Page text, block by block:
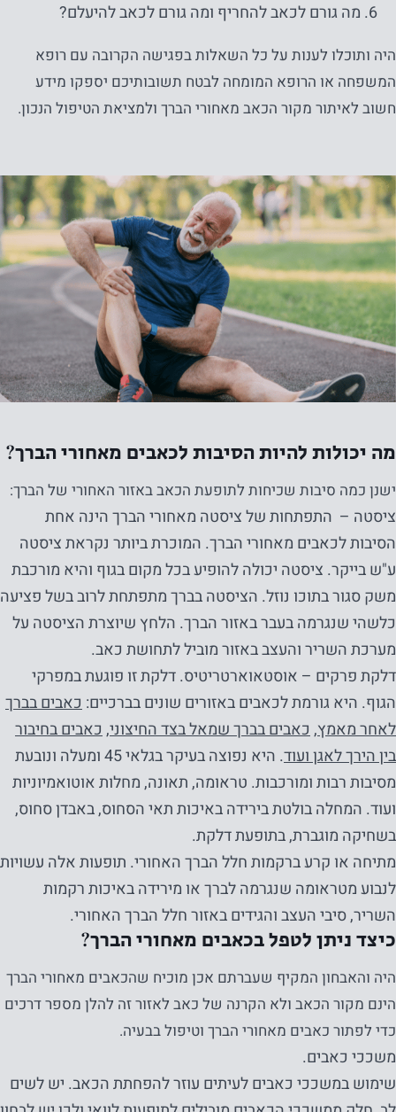
מה גורם לכאב להחריף ומה גורם לכאב להיעלם?
היה ותוכלו לענות על כל השאלות בפגישה הקרובה עם רופא
המשפחה או הרופא המומחה לבטח תשובותיכם יספקו מידע
חשוב לאיתור מקור הכאב מאחורי הברך ולמציאת הטיפול הנכון.
מה יכולות להיות הסיבות לכאבים מאחורי הברך?
ישנן כמה סיבות שכיחות לתופעת הכאב באזור האחורי של הברך:
ציסטה – התפתחות של ציסטה מאחורי הברך הינה אחת
הסיבות לכאבים מאחורי הברך. המוכרת ביותר נקראת ציסטה
ע"ש בייקר. ציסטה יכולה להופיע בכל מקום בגוף והיא מורכבת
משק סגור בתוכו נוזל. הציסטה בברך מתפתחת לרוב בשל פציעה
כלשהי שנגרמה בעבר באזור הברך. הלחץ שיוצרת הציסטה על
מערכת השריר והעצב באזור מוביל לתחושת כאב.
דלקת פרקים – אוסטאוארטריטיס. דלקת זו פוגעת במפרקי
הגוף. היא גורמת לכאבים באזורים שונים בברכיים:כאבים בברך
לאחר מאמץ,כאבים בברך שמאל בצד החיצוני,כאבים בחיבור
בין הירך לאגןועוד
. היא נפוצה בעיקר בגלאי 45 ומעלה ונובעת
מסיבות רבות ומורכבות. טראומה, תאונה, מחלות אוטואמיוניות
ועוד. המחלה בולטת בירידה באיכות תאי הסחוס, באבדן סחוס,
בשחיקה מוגברת, בתופעת דלקת.
מתיחה או קרע ברקמות חלל הברך האחורי. תופעות אלה עשויות
לנבוע מטראומה שנגרמה לברך או מירידה באיכות רקמות
השריר, סיבי העצב והגידים באזור חלל הברך האחורי.
כיצד ניתן לטפל בכאבים מאחורי הברך?
היה והאבחון המקיף שעברתם אכן מוכיח שהכאבים מאחורי הברך
הינם מקור הכאב ולא הקרנה של כאב לאזור זה להלן מספר דרכים
כדי לפתור כאבים מאחורי הברך וטיפול בבעיה.
משככי כאבים.
שימוש במשככי כאבים לעיתים עוזר להפחתת הכאב. יש לשים